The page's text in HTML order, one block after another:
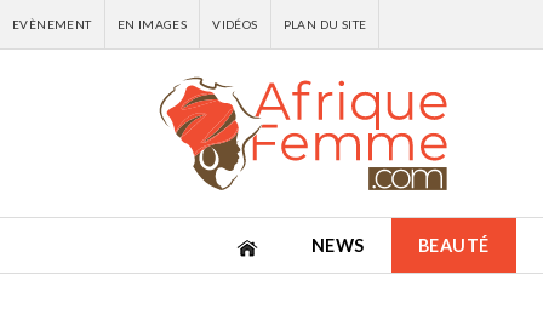
EVÈNEMENT EN IMAGES VIDÉOS PLAN DU SITE
NEWS BEAUTÉ